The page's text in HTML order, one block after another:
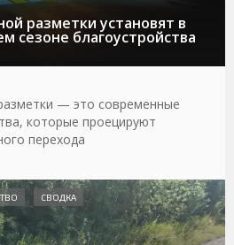
разметки установят в
сезоне благоустройства
— это современные
которые проецируют
перехода
СВОДКА